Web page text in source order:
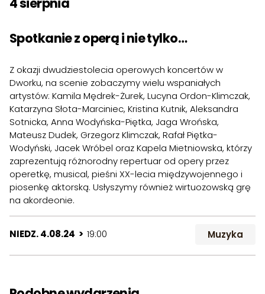
4 sierpnia
Spotkanie z operą i nie tylko…
Z okazji dwudziestolecia operowych koncertów w
Dworku, na scenie zobaczymy wielu wspaniałych
artystów: Kamila Mędrek-Żurek, Lucyna Ordon-Klimczak,
Katarzyna Słota-Marciniec, Kristina Kutnik, Aleksandra
Sotnicka, Anna Wodyńska-Piętka, Jaga Wrońska,
Mateusz Dudek, Grzegorz Klimczak, Rafał Piętka-
Wodyński, Jacek Wróbel oraz Kapela Mietniowska, którzy
zaprezentują różnorodny repertuar od opery przez
operetkę, musical, pieśni XX-lecia międzywojennego i
piosenkę aktorską. Usłyszymy również wirtuozowską grę
na akordeonie.
NIEDZ. 4.08.24 > 19:00 Muzyka